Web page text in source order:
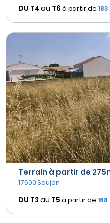
DU T4 au T6 à partir de
Terrain à partir de
17600 Saujon
DU T3 au T5 à partir de